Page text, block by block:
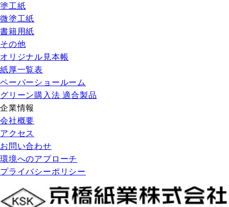
塗工紙
微塗工紙
書籍用紙
その他
オリジナル見本帳
紙厚一覧表
ペーパーショールーム
グリーン購入法 適合製品
企業情報
会社概要
アクセス
お問い合わせ
環境へのアプローチ
プライバシーポリシー